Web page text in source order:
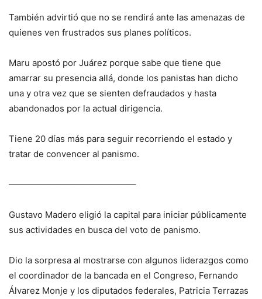
También advirtió que no se rendirá ante las amenazas de
quienes ven frustrados sus planes políticos.
Maru apostó por Juárez porque sabe que tiene que
amarrar su presencia allá, donde los panistas han dicho
una y otra vez que se sienten defraudados y hasta
abandonados por la actual dirigencia.
Tiene 20 días más para seguir recorriendo el estado y
tratar de convencer al panismo.
——————————————–
Gustavo Madero eligió la capital para iniciar públicamente
sus actividades en busca del voto de panismo.
Dio la sorpresa al mostrarse con algunos liderazgos como
el coordinador de la bancada en el Congreso, Fernando
Álvarez Monje y los diputados federales, Patricia Terrazas